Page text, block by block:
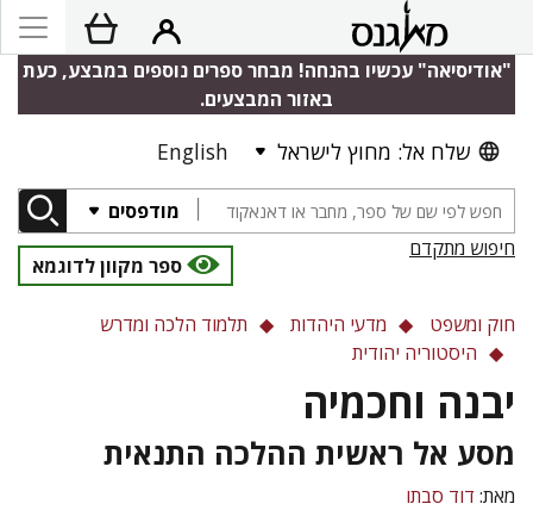
"אודיסיאה" עכשיו בהנחה! מבחר ספרים נוספים במבצע, כעת
באזור המבצעים.
שלח אל: מחוץ לישראל English
מודפסים
חיפוש מתקדם
ספר מקוון לדוגמא
חוק ומשפט מדעי היהדות
תלמוד הלכה ומדרש
היסטוריה יהודית
יבנה וחכמיה
מסע אל ראשית ההלכה התנאית
מאת: דוד סבתו